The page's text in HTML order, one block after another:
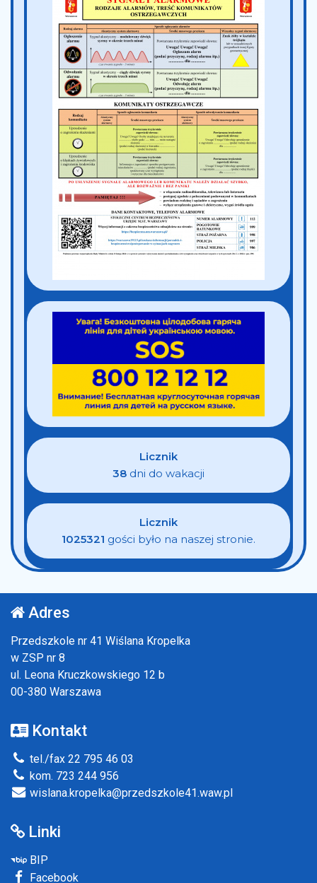
Licznik
38 dni do wakacji
Licznik
1025321 gości było na naszej stronie.
Adres
Przedszkole nr 41 Wiślana Kropelka
w ZSP nr 8
ul. Leona Kruczkowskiego 12 b
00-380 Warszawa
Kontakt
tel./fax 22 795 46 03
kom. 723 244 956
wislana.kropelka@przedszkole41.waw.pl
Linki
BIP
Facebook